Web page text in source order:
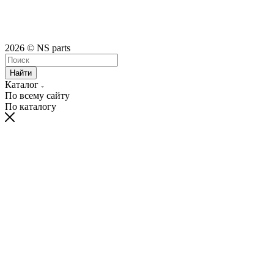
2026 © NS parts
Найти
Каталог
По всему сайту
По каталогу